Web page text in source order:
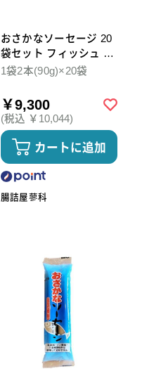
おさかなソーセージ 20
袋セット フィッシュ 魚
肉 そーせーじ 無添加
1袋2本(90g)×20袋
￥9,300
(税込 ￥10,044)
カートに追加
腸詰屋蓼科